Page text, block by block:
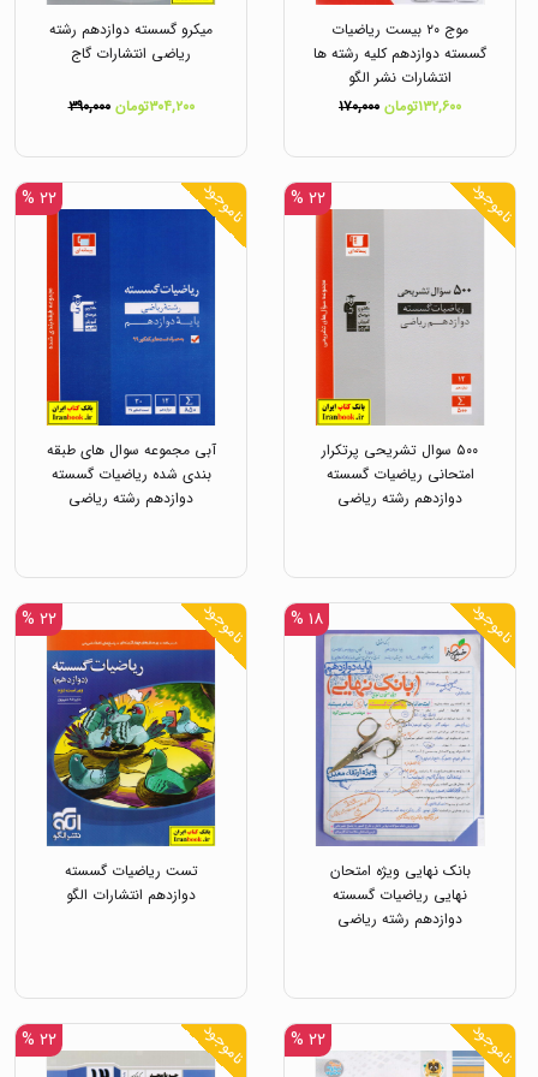
موج ۲۰ بیست ریاضیات
گسسته دوازدهم کلیه رشته ها
انتشارات نشر الگو
۱۳۲,۶۰۰تومان
۱۷۰,۰۰۰
میکرو گسسته دوازدهم رشته
ریاضی انتشارات گاج
۳۰۴,۲۰۰تومان ۳۹۰,۰۰۰
ناموجود ۲۲ %
۵۰۰ سوال تشریحی پرتکرار
امتحانی ریاضیات گسسته
دوازدهم رشته ریاضی
ناموجود ۲۲ %
آبی مجموعه سوال های طبقه
بندی شده ریاضیات گسسته
دوازدهم رشته ریاضی
ناموجود ۱۸ %
بانک نهایی ویژه امتحان
نهایی ریاضیات گسسته
دوازدهم رشته ریاضی
ناموجود ۲۲ %
تست ریاضیات گسسته
دوازدهم انتشارات الگو
ناموجود ۲۲ % ناموجود ۲۲ %